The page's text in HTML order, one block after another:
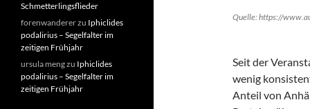
Quelle: https://
Seit der
wenig
Anteil von
Schmetterlingsflieder
forenwandererzu Iphiclides
podalirius – Segelfalter im
zeitigen Frühjahr
ursula mengzu Iphiclides
podalirius – Segelfalter im
zeitigen Frühjahr